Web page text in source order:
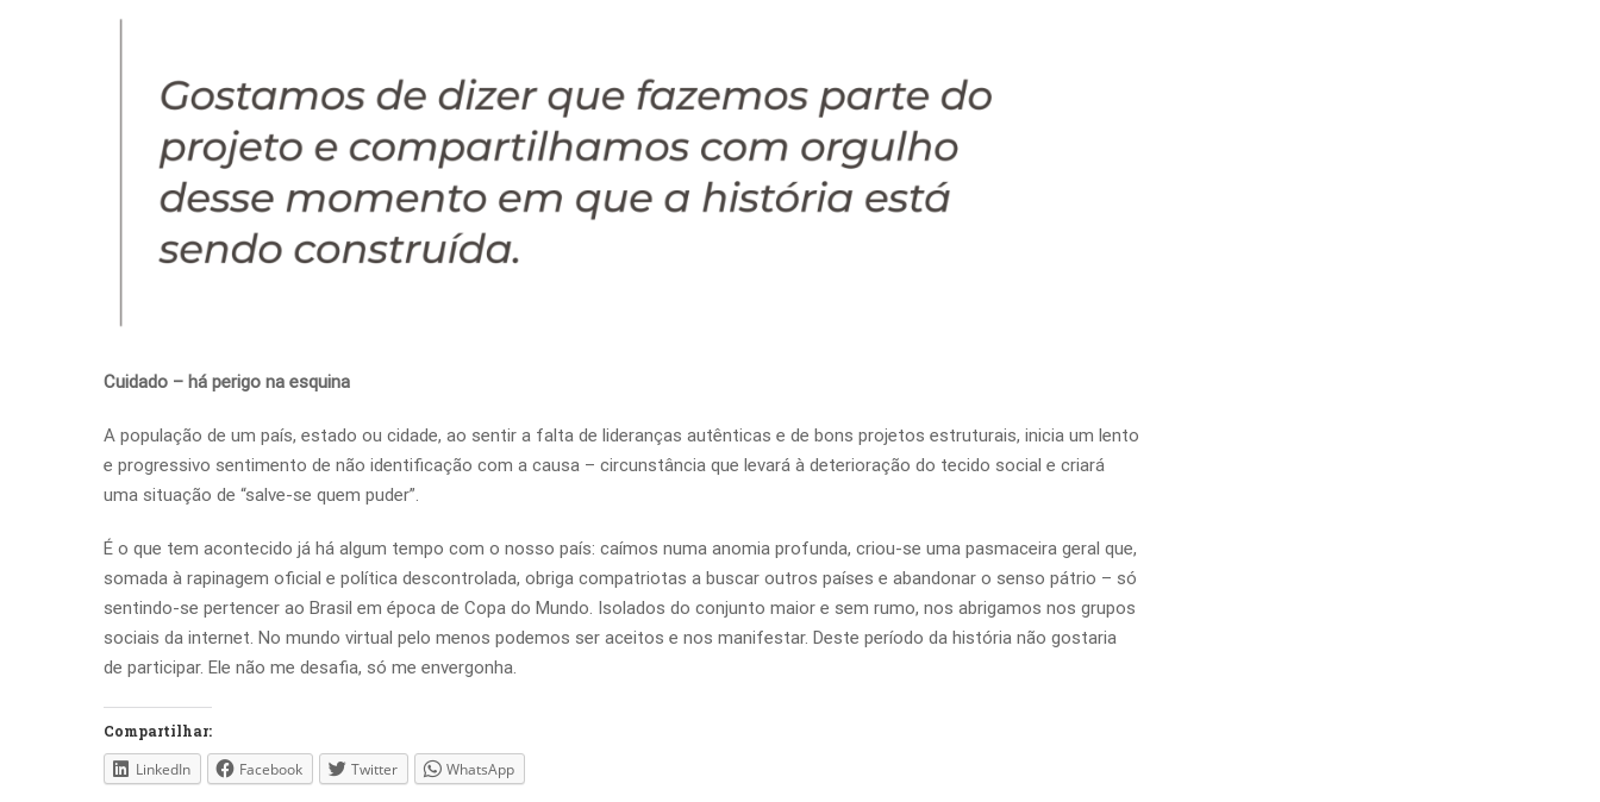
Cuidado – há perigo na esquina
A população de um país, estado ou cidade, ao sentir a falta de lideranças autênticas e de bons projetos estruturais, inicia um lento
e progressivo sentimento de não identificação com a causa – circunstância que levará à deterioração do tecido social e criará
uma situação de “salve-se quem puder”.
É o que tem acontecido já há algum tempo com o nosso país: caímos numa anomia profunda, criou-se uma pasmaceira geral que,
somada à rapinagem oficial e política descontrolada, obriga compatriotas a buscar outros países e abandonar o senso pátrio – só
sentindo-se pertencer ao Brasil em época de Copa do Mundo. Isolados do conjunto maior e sem rumo, nos abrigamos nos grupos
sociais da internet. No mundo virtual pelo menos podemos ser aceitos e nos manifestar. Deste período da história não gostaria
de participar. Ele não me desafia, só me envergonha.
Compartilhar:
LinkedIn Facebook Twitter WhatsApp